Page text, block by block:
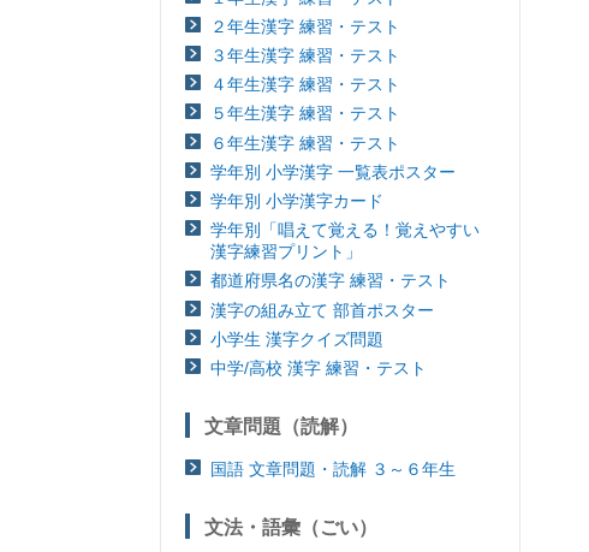
２年生漢字 練習・テスト
３年生漢字 練習・テスト
４年生漢字 練習・テスト
５年生漢字 練習・テスト
６年生漢字 練習・テスト
学年別 小学漢字 一覧表ポスター
学年別 小学漢字カード
学年別「唱えて覚える！覚えやすい
漢字練習プリント」
都道府県名の漢字 練習・テスト
漢字の組み立て 部首ポスター
小学生 漢字クイズ問題
中学/高校 漢字 練習・テスト
文章問題（読解）
国語 文章問題・読解 ３～６年生
文法・語彙（ごい）